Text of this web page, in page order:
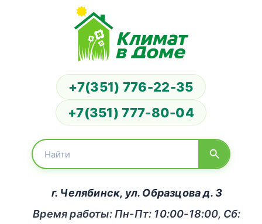
+7(351) 776-22-35
+7(351) 777-80-04
г. Челябинск, ул. Образцова д. 3
Время работы: Пн-Пт: 10:00-18:00, Сб: